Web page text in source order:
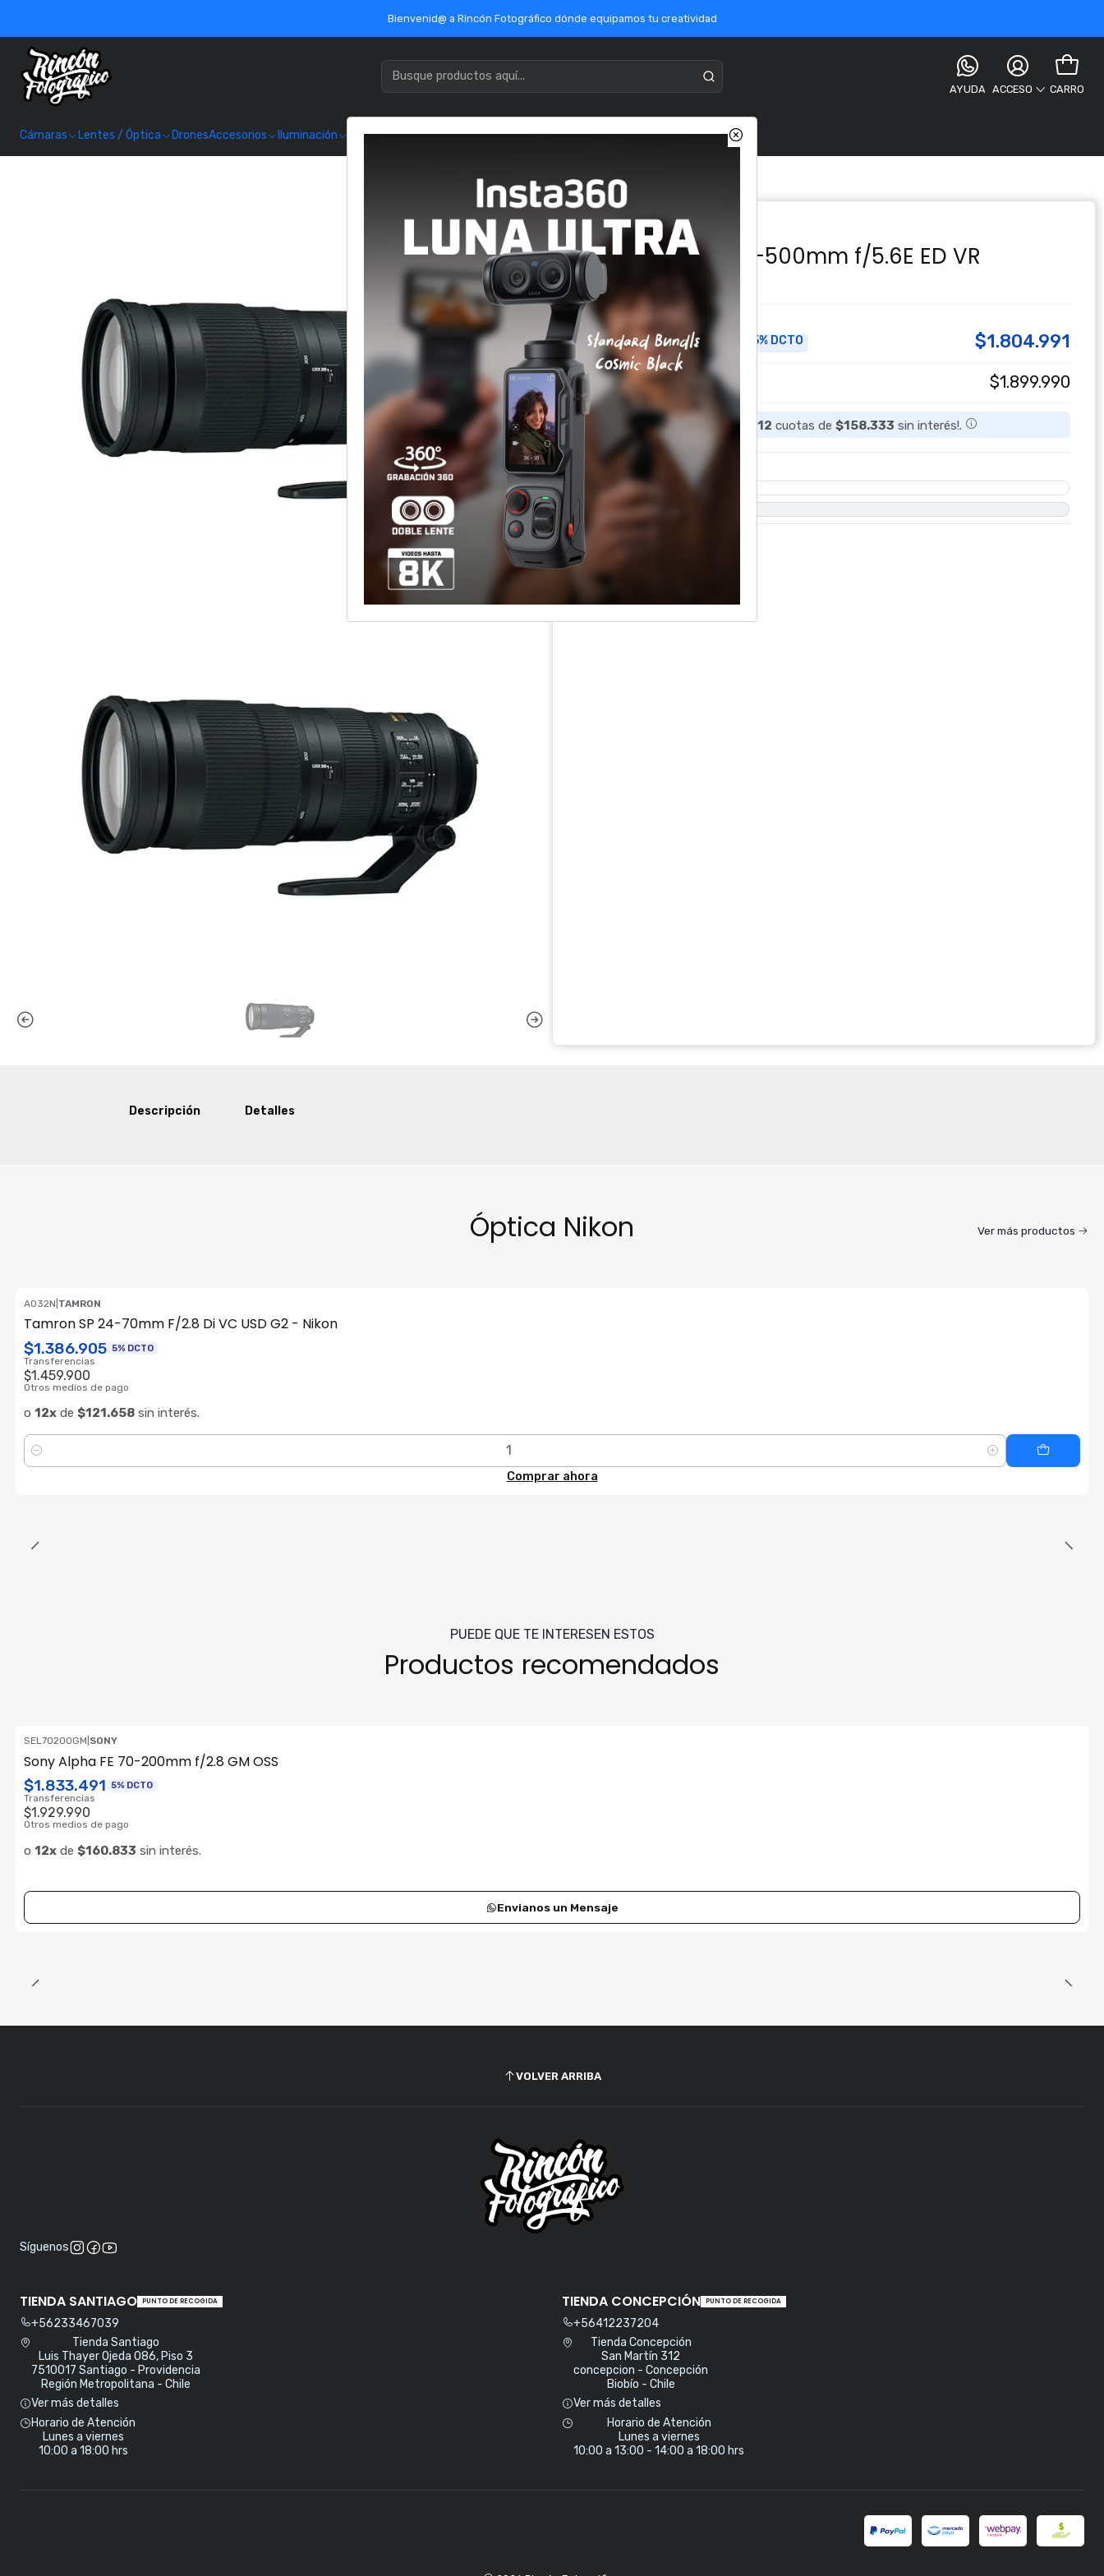
Bienvenid@ a Rincón Fotográfico dónde equipamos tu creatividad
AYUDA ACCESO CARRO
Cámaras Lentes / Óptica DronesAccesorios Iluminación Almacenamiento Marcas Ofertas / Outlet Mercado Público
AF-S NIKKOR 200-500mm f/5.6E ED VR
SKU: 1973661434834
ENVÍO GRATIS
Pago con transferencia
5% DCTO $1.804.991
Otros medios de pago $1.899.990
¡Paga hasta en12 cuotas de$158.333 sin interés!.
COMPARTIR ESTE PRODUCTO
Descripción Detalles
Óptica Nikon Ver más productos
A032N TAMRON
Tamron SP 24-70mm F/2.8 Di VC USD G2 - Nikon
$1.386.905 5% DCTO
Transferencias
$1.459.900
Otros medios de pago
o 12xde $121.658sin interés.
Cantidad
Comprar ahora
PUEDE QUE TE INTERESEN ESTOS
Productos recomendados
ENVÍO GRATIS
Consultar su Stock
SEL70200GM SONY
Sony Alpha FE 70-200mm f/2.8 GM OSS
$1.833.491 5% DCTO
Transferencias
$1.929.990
Otros medios de pago
o 12xde $160.833 sin interés.
Envianos un Mensaje
VOLVER ARRIBA
Síguenos
TIENDA SANTIAGO PUNTO DE RECOGIDA
+56233467039
Tienda Santiago
Luis Thayer Ojeda 086, Piso 3
7510017 Santiago - Providencia
Región Metropolitana - Chile
Ver más detalles
Horario de Atención
Lunes a viernes
10:00 a 18:00 hrs
TIENDA CONCEPCIÓN PUNTO DE RECOGIDA
+56412237204
Tienda Concepción
San Martín 312
concepcion - Concepción
Biobío - Chile
Ver más detalles
Horario de Atención
Lunes a viernes
10:00 a 13:00 - 14:00 a 18:00 hrs